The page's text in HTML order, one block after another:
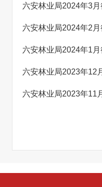
六安林业局2024年3
六安林业局2024年2
六安林业局2024年1
六安林业局2023年12
六安林业局2023年11